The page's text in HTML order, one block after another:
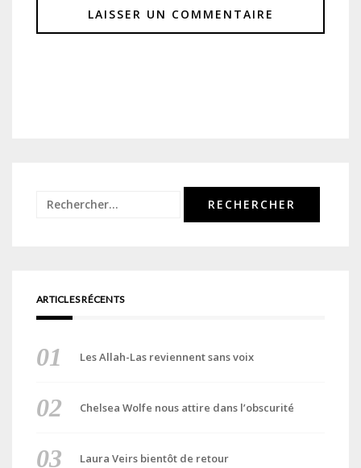
Rechercher :
ARTICLES RÉCENTS
Les Allah-Las reviennent sans voix
Chelsea Wolfe nous attire dans l’obscurité
Laura Veirs bientôt de retour